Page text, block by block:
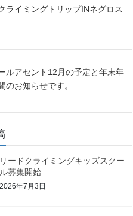
ライミングトリップINネグロス
ルアセント12月の予定と年末年
のお知らせです。
リードクライミングキッズスクー
ル募集開始
2026年7月3日